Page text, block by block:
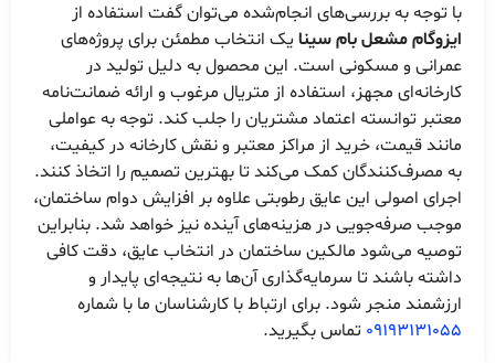
با توجه به بررسی‌های انجام‌شده می‌توان گفت استفاده از
ایزوگام مشعل بام سینا یک انتخاب مطمئن برای پروژه‌های
عمرانی و مسکونی است. این محصول به دلیل تولید در
کارخانه‌ای مجهز، استفاده از متریال مرغوب و ارائه ضمانت‌نامه
معتبر توانسته اعتماد مشتریان را جلب کند. توجه به عواملی
مانند قیمت، خرید از مراکز معتبر و نقش کارخانه در کیفیت،
به مصرف‌کنندگان کمک می‌کند تا بهترین تصمیم را اتخاذ کنند.
اجرای اصولی این عایق رطوبتی علاوه بر افزایش دوام ساختمان،
موجب صرفه‌جویی در هزینه‌های آینده نیز خواهد شد. بنابراین
توصیه می‌شود مالکین ساختمان در انتخاب عایق، دقت کافی
داشته باشند تا سرمایه‌گذاری آن‌ها به نتیجه‌ای پایدار و
ارزشمند منجر شود. برای ارتباط با کارشناسان ما با شماره
09193131055 تماس بگیرید.